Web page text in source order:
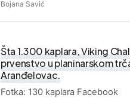
Bojana Savić
Šta 1.300 kaplara, Viking
prvenstvo u planinarskom
Aranđelovac.
Fotka: 130 kaplara Facebook